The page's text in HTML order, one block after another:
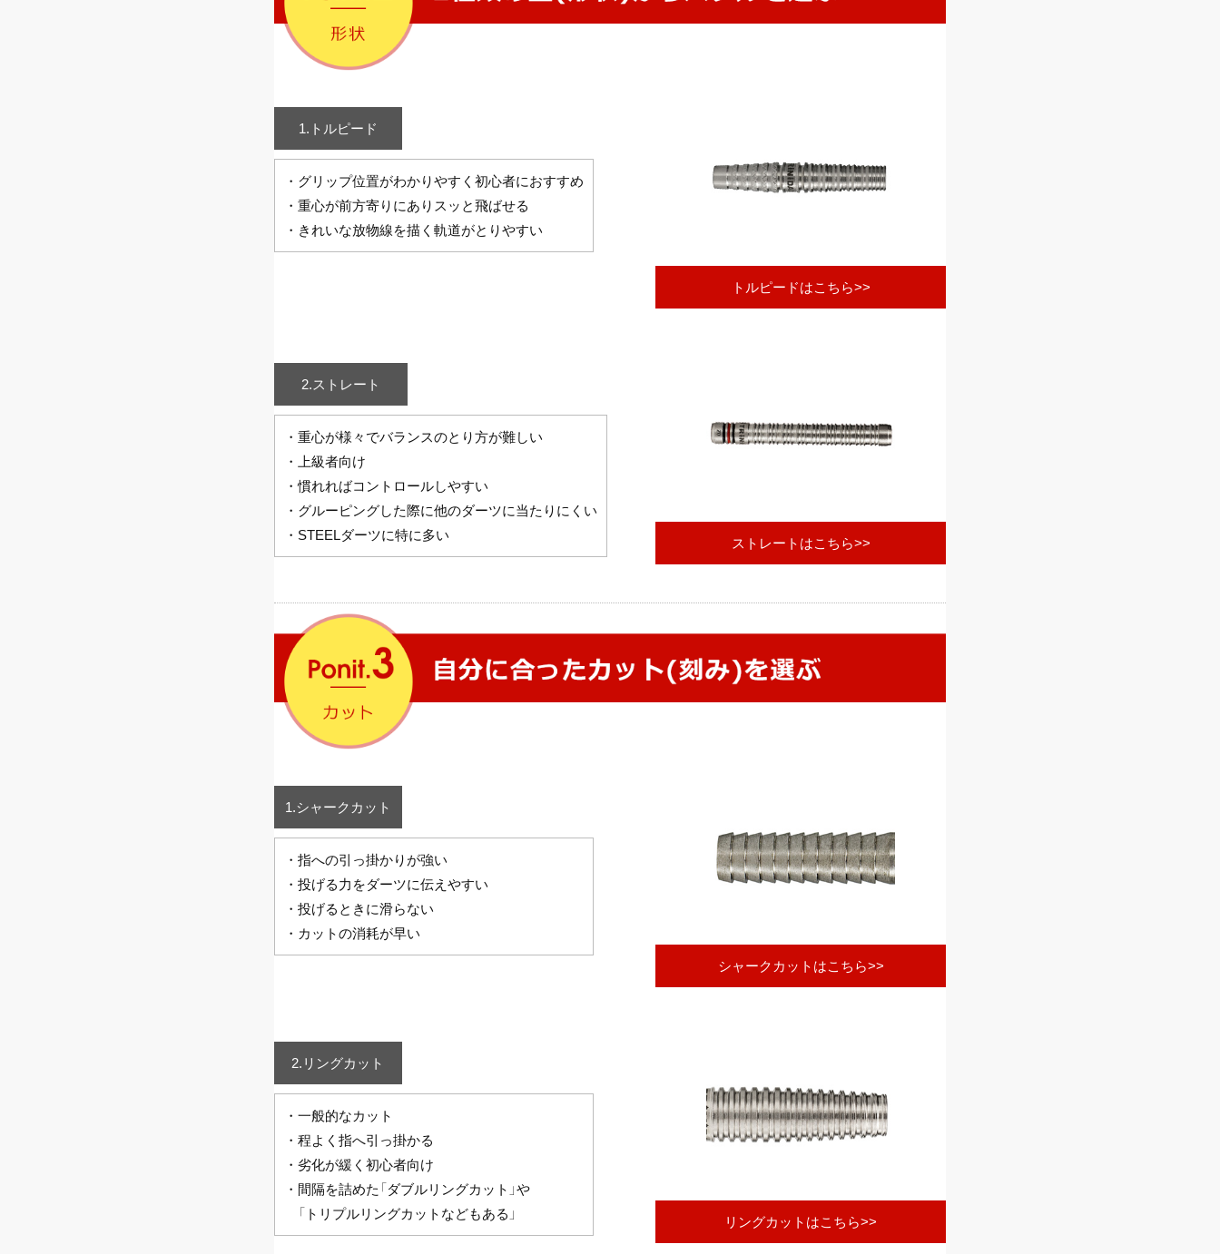
1.トルピード
・グリップ位置がわかりやすく初心者におすすめ
・重心が前方寄りにありスッと飛ばせる
・きれいな放物線を描く軌道がとりやすい
トルピードはこちら>>
2.ストレート
・重心が様々でバランスのとり方が難しい
・上級者向け
・慣れればコントロールしやすい
・グルーピングした際に他のダーツに当たりにくい
・STEELダーツに特に多い
ストレートはこちら>>
1.シャークカット
・指への引っ掛かりが強い
・投げる力をダーツに伝えやすい
・投げるときに滑らない
・カットの消耗が早い
シャークカットはこちら>>
2.リングカット
・一般的なカット
・程よく指へ引っ掛かる
・劣化が緩く初心者向け
・間隔を詰めた「ダブルリングカット」や
「トリプルリングカットなどもある」
リングカットはこちら>>